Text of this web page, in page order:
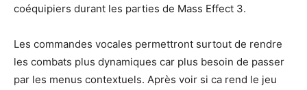
coéquipiers durant les parties de Mass Effect 3.
Les commandes vocales permettront surtout de rendre
les combats plus dynamiques car plus besoin de passer
par les menus contextuels. Après voir si ca rend le jeu